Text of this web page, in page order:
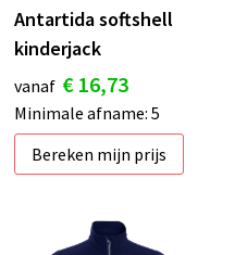
Antartida softshell
kinderjack
vanaf € 16,73
Minimale afname: 5
Bereken mijn prijs